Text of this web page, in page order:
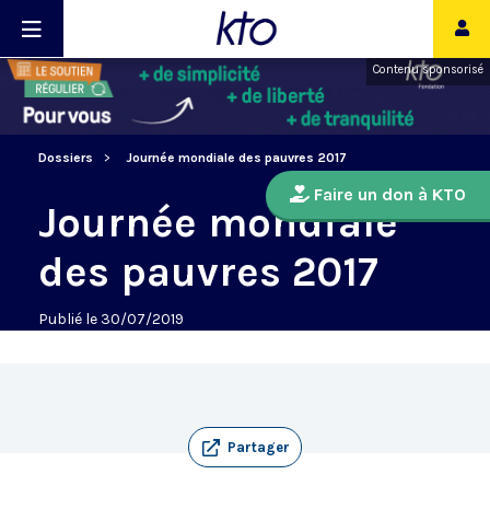
Contenu sponsorisé
Dossiers Journée mondiale des pauvres 2017
Faire un don à KTO
Journée mondiale
des pauvres 2017
Publié le 30/07/2019
Partager